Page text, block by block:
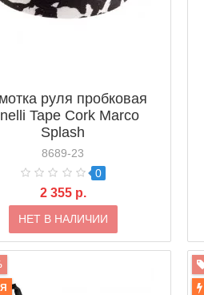
руля пробковая
Tape Cork Marco
Splash
8689-23
0
2 355 р.
НЕТ В НАЛИЧИИ